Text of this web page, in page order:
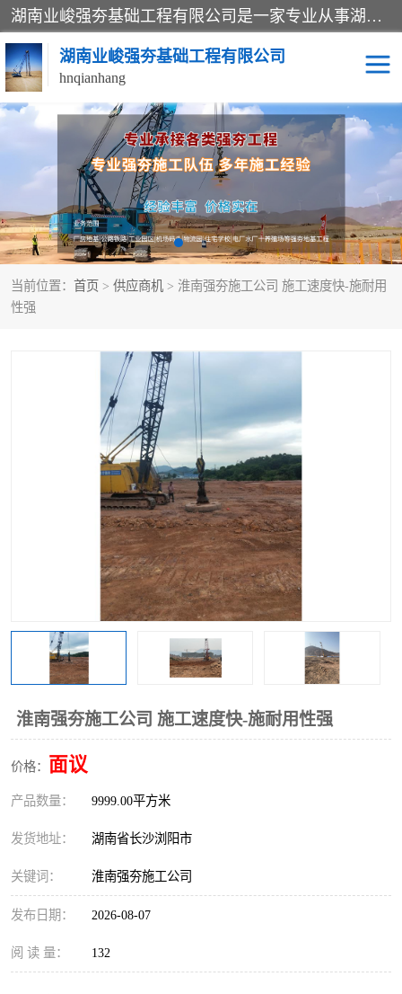
湖南业峻强夯基础工程有限公司是一家专业从事湖南强夯基础工程、强夯机租赁，地基处理的施工单位。业务覆盖：湖南、广东，江西等地。可承接1000KN.m-25000KN.m强夯（置换）工程。公司创始人是国内较早期从事强夯施工的建设者，经过多年的一步一个脚印的发展，在行业内具有较高的度和良好的口碑。
湖南业峻强夯基础工程有限公司
hnqianhang
当前位置： 首页 > 供应商机 > 淮南强夯施工公司 施工速度快-施耐用
性强
淮南强夯施工公司 施工速度快-施耐用性强
价格： 面议
产品数量： 9999.00平方米
发货地址： 湖南省长沙浏阳市
关键词： 淮南强夯施工公司
发布日期： 2026-08-07
阅 读 量： 132
强夯施工案例 强夯机租赁
强夯施工工程 强夯施工队伍
强夯队伍